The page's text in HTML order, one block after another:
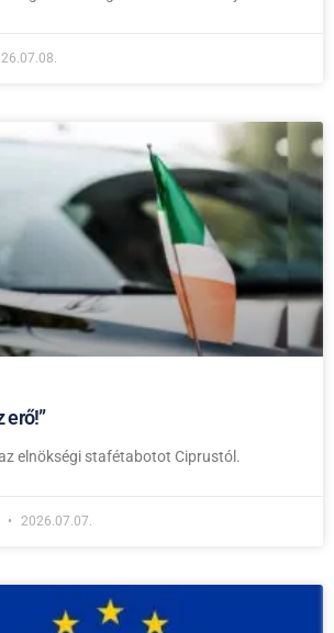
erő!”
elnökségi stafétabotot Ciprustól.
2026.07.07.